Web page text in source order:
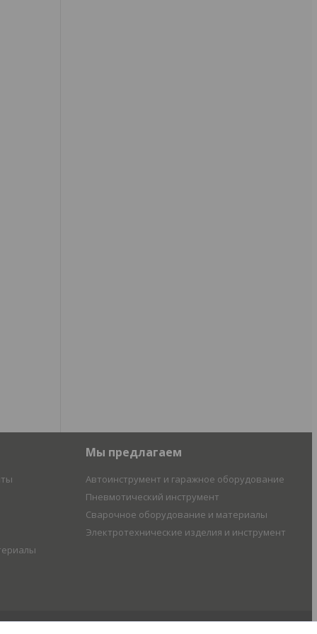
Мы предлагаем
Автоинструмент и гаражное оборудование
Пневмотический инструмент
Сварочное оборудование и материалы
Электротехнические изделия и инструмент